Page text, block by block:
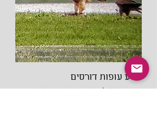
מסע עופות דורסים
נצא להכיר הכי מקרוב את